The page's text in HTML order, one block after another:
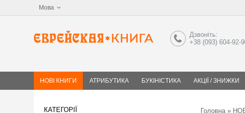
Мова
Дзвоніть:
+38 (093) 604-92-
НОВІ КНИГИ АТРИБУТИКА БУКІНІСТИКА АКЦІЇ / ЗНИЖКИ
КАТЕГОРІЇ Головна»